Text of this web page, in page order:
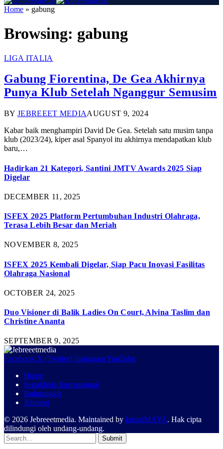
Home » gabung
Browsing: gabung
LIGA ITALIA
Gabung Fiorentina, De Gea Akhirnya
Punya Klub Setelah Nganggur Semusim
BY JEBREEET MEDIAAUGUST 9, 2024
Kabar baik menghampiri David De Gea. Setelah satu musim tanpa
klub (2023/24), kiper asal Spanyol itu akhirnya mendapatkan klub
baru,…
Hadirkan 21 Kategori, Santini JMTV Awards 2025 Siap
Digelar
DECEMBER 11, 2025
ISFEX 2025 Platform Pertumbuhan Industri Olahraga,
Terasa Lebih Besar dan Meriah
NOVEMBER 8, 2025
ISFEX 2025 Kembali Digelar, Siap Pacu Inovasi Fasilitas
Olahraga Nasional
OCTOBER 24, 2025
Duo Visioner di Balik Ladies On Court, Alvina Taslim dan
Christine Ananta
SEPTEMBER 9, 2025
Facebook X (Twitter) InstagramYouTube
Home
Sepakbola Internasional
Bulutangkis
Jebreeet
© 2026 Jebreeetmedia. Maintained by kreasiMAYA. Hak cipta
dilindungi oleh undang-undang.
Submit